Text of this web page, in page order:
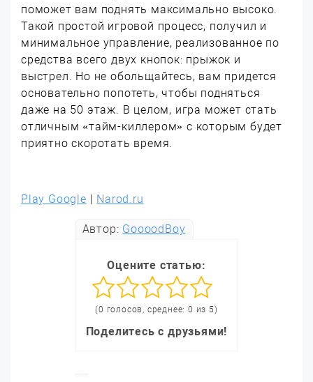
поможет вам поднять максимально высоко.
Такой простой игровой процесс, получил и
минимальное управление, реализованное по
средства всего двух кнопок: прыжок и
выстрел. Но не обольщайтесь, вам придется
основательно попотеть, чтобы подняться
даже на 50 этаж. В целом, игра может стать
отличным «тайм-киллером» с которым будет
приятно скоротать время.
Play Google | Narod.ru
Автор: GoooodBoy
Оцените статью:
(0 голосов, среднее: 0 из 5)
Поделитесь с друзьями!